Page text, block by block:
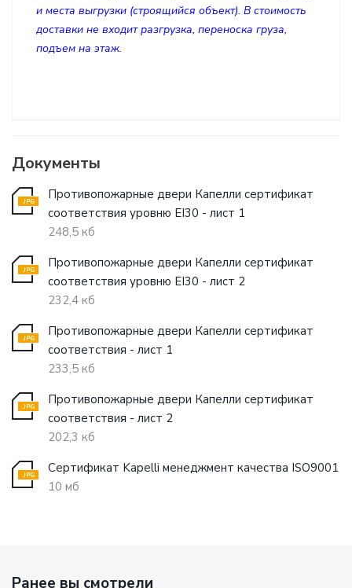
и места выгрузки (строящийся объект). В стоимость
доставки не входит разгрузка, переноска груза,
подъем на этаж.
Документы
Противопожарные двери Капелли сертификат
соответствия уровню EI30 - лист 1
248,5 кб
Противопожарные двери Капелли сертификат
соответствия уровню EI30 - лист 2
232,4 кб
Противопожарные двери Капелли сертификат
соответствия - лист 1
233,5 кб
Противопожарные двери Капелли сертификат
соответствия - лист 2
202,3 кб
Сертификат Kapelli менеджмент качества ISO9001
10 мб
Ранее вы смотрели